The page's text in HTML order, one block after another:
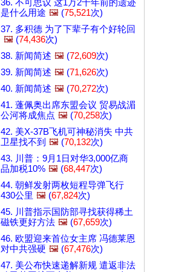
36. 不可思议 这1万2千年前的遗迹
是什么用途 🖼️ (75,521次)
37. 多积德 为了下辈子有个好轮回
🖼️ (74,436次)
38. 新闻简述 🖼️ (72,609次)
39. 新闻简述 🖼️ (71,626次)
40. 新闻简述 🖼️ (70,272次)
41. 蓬佩奥出席东盟会议 贸易战湄
公河将成焦点 🖼️ (70,258次)
42. 美X-37B飞机可神秘消失 中共
卫星找不到 🖼️ (70,132次)
43. 川普：9月1日对华3,000亿商
品加税10% 🖼️ (68,447次)
44. 朝鲜发射两枚短程导弹飞行
430公里 🖼️ (67,824次)
45. 川普指示国防部寻找获得稀土
磁铁更好方法 🖼️ (67,659次)
46. 欧盟迎来首位女主席 冯德莱恩
对中共强硬 🖼️ (67,476次)
47. 美公布快速递解新规 遣返非法